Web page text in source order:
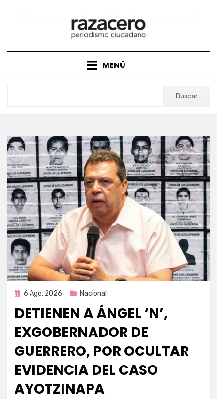
MENÚ
Buscar
Publicada
6 Ago, 2026 Nacional
DETIENEN A ÁNGEL ‘N’,
EXGOBERNADOR DE
GUERRERO, POR OCULTAR
EVIDENCIA DEL CASO
AYOTZINAPA